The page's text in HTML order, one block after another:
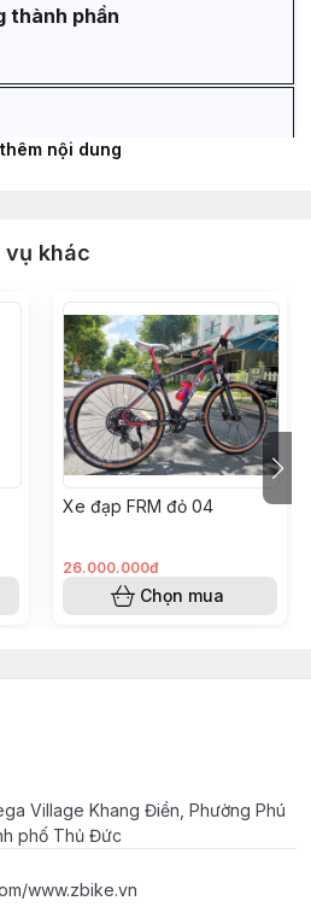
thành phần
cao cấp bảo hành 5
ZBIKE ZFX bánh 29 chuẩn
hành trình 120mm - Màu
ty vàng
đạn 44-44mm LEBYCLE
chêm cổ phuộc 28.6 -
Cao su bảo vệ gấp xe đạp
đề xe đạp, Củ đề
- Chính hãng Shimano
nội dung
vụ khác
Xe đạp FRM đỏ 04
26.000.000đ
Chọn mua
Village Khang Điền, Phường Phú
phố Thủ Đức
www.zbike.vn